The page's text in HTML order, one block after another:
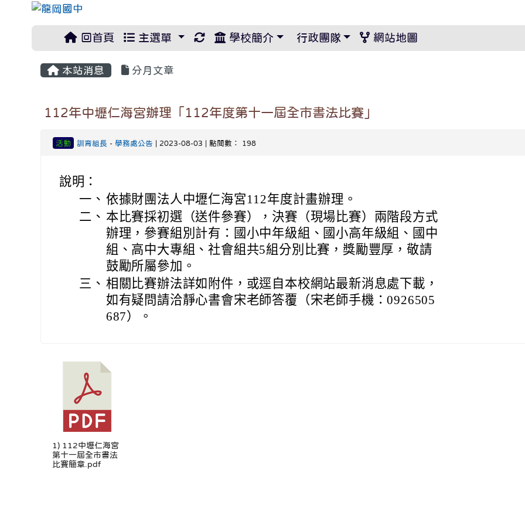
回首頁 主選單 重新取得佈景設定
學校簡介 行政團隊 網站地圖
本站消息 分月文章
112年中壢仁海宮辦理「112年度第十一屆全市書法比賽」
活動 訓育組長 - 學務處公告 | 2023-08-03 | 點閱數： 198
說明：
一、 依據財團法人中壢仁海宮112年度計畫辦理。
二、 本比賽採初選（送件參賽），決賽（現場比賽）兩階段方式
辦理，參賽組別計有：國小中年級組、國小高年級組、國中
組、高中大專組、社會組共5組分別比賽，獎勵豐厚，敬請
鼓勵所屬參加。
三、 相關比賽辦法詳如附件，或逕自本校網站最新消息處下載，
如有疑問請洽靜心書會宋老師答覆（宋老師手機：0926505
687）。
1) 112中壢仁海宮
第十一屆全市書法
比賽簡章.pdf